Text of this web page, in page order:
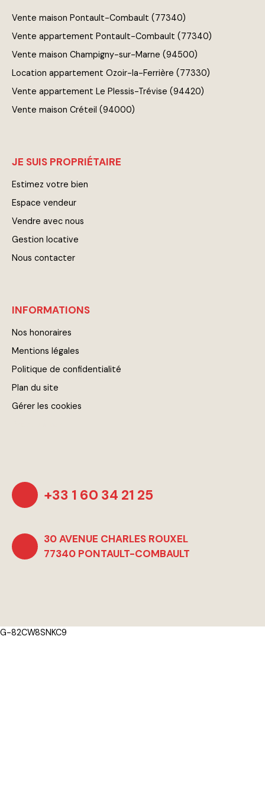
Vente maison Pontault-Combault (77340)
Vente appartement Pontault-Combault (77340)
Vente maison Champigny-sur-Marne (94500)
Location appartement Ozoir-la-Ferrière (77330)
Vente appartement Le Plessis-Trévise (94420)
Vente maison Créteil (94000)
JE SUIS PROPRIÉTAIRE
Estimez votre bien
Espace vendeur
Vendre avec nous
Gestion locative
Nous contacter
INFORMATIONS
Nos honoraires
Mentions légales
Politique de confidentialité
Plan du site
Gérer les cookies
+33 1 60 34 21 25
30 AVENUE CHARLES ROUXEL
77340 PONTAULT-COMBAULT
G-82CW8SNKC9